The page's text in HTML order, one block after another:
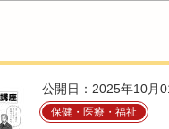
公開日：2025年10月
保健・医療・福祉